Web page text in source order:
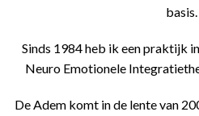
basis.
Sinds 1984 heb ik een praktijk
Neuro Emotionele
De Adem komt in de lente van